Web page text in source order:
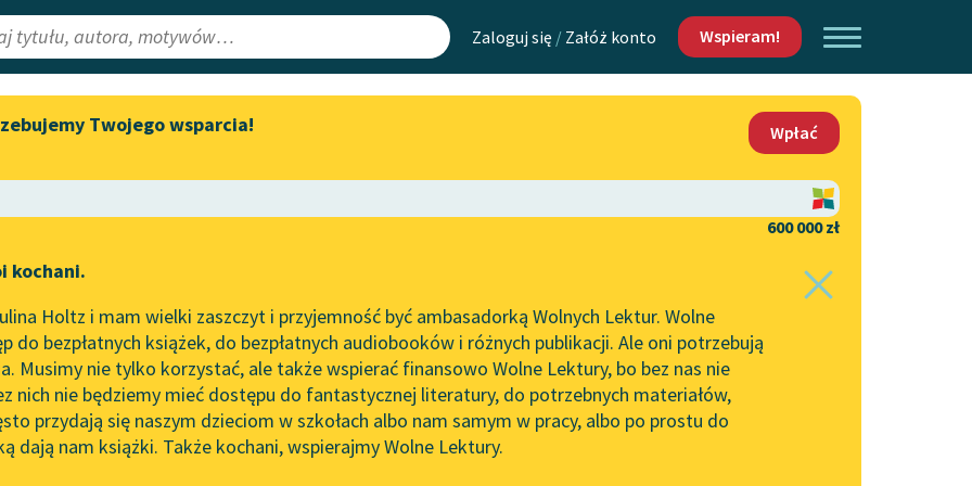
Zaloguj się / Załóż konto Wspieram!
Lektury
redakcyjne
Aktualności
Zapraszamy na spotkanie
literatury skandynawskiej
Wolne Lektury na 32.
Pol’and’Rock Festivalu
„Kochanek Lady Chatterley”
do słuchania na Wolnych
Lekturach
Nowy audiobook – „Marzenie
Mapa Wolnych Lektur
Leśmianator
API
OAI-PMH
Widget Wolnych Lektur
Kontakt
O projekcie
Zasady wykorzystania
Wolnych Lektur
Logotypy
Materiały promocyjne
Twojego wsparcia!
Wpłać
600 000 zł
kochani.
Holtz i mam wielki zaszczyt i przyjemność być ambasadorką Wolnych Lektur. Wolne
do bezpłatnych książek, do bezpłatnych audiobooków i różnych publikacji. Ale oni potrzebują
Musimy nie tylko korzystać, ale także wspierać finansowo Wolne Lektury, bo bez nas nie
nich nie będziemy mieć dostępu do fantastycznej literatury, do potrzebnych materiałów,
przydają się naszym dzieciom w szkołach albo nam samym w pracy, albo po prostu do
dają nam książki. Także kochani, wspierajmy Wolne Lektury.
Ranek